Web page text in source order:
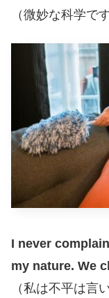
（微妙な科学で
I never
my nature. We
（私は不平は言